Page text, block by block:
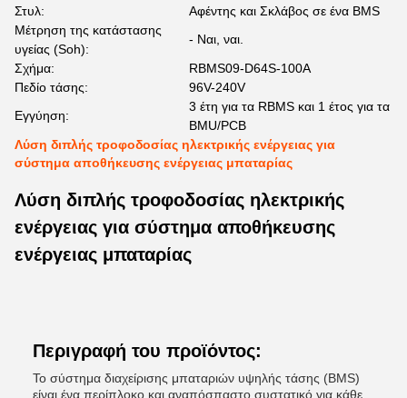
Στυλ:
Αφέντης και Σκλάβος σε ένα BMS
Μέτρηση της κατάστασης
υγείας (Soh):
- Ναι, ναι.
Σχήμα:
RBMS09-D64S-100A
Πεδίο τάσης:
96V-240V
Εγγύηση:
3 έτη για τα RBMS και 1 έτος για τα
BMU/PCB
Λύση διπλής τροφοδοσίας ηλεκτρικής ενέργειας για
σύστημα αποθήκευσης ενέργειας μπαταρίας
Λύση διπλής τροφοδοσίας ηλεκτρικής
ενέργειας για σύστημα αποθήκευσης
ενέργειας μπαταρίας
Περιγραφή του προϊόντος:
Το σύστημα διαχείρισης μπαταριών υψηλής τάσης (BMS)
είναι ένα περίπλοκο και αναπόσπαστο συστατικό για κάθε